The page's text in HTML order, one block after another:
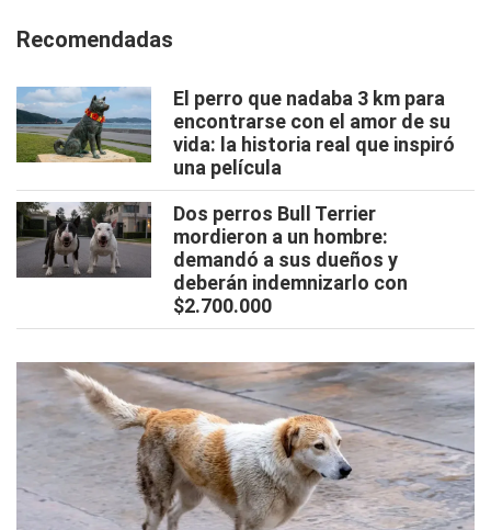
Recomendadas
El perro que nadaba 3 km para
encontrarse con el amor de su
vida: la historia real que inspiró
una película
Dos perros Bull Terrier
mordieron a un hombre:
demandó a sus dueños y
deberán indemnizarlo con
$2.700.000